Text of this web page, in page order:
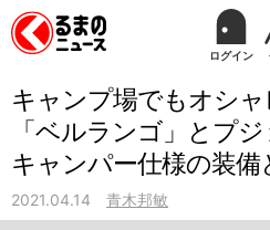
ログイン
キャンプ場でもオシ
「ベルランゴ」とプ
キャンパー仕様の装備
2021.04.14 青木邦敏